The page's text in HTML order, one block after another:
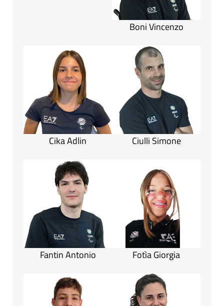
Boni Vincenzo
Cika Adlin Ciulli Simone
Fantin Antonio Fotìa Giorgia